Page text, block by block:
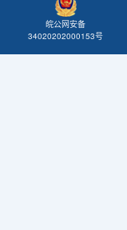
皖公网安备
34020202000153号